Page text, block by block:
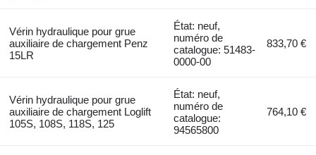
Vérin hydraulique pour grue
auxiliaire de chargement Penz
15LR
État: neuf,
numéro de
catalogue: 51483-
0000-00
833,70 €
Vérin hydraulique pour grue
auxiliaire de chargement Loglift
105S, 108S, 118S, 125
État: neuf,
numéro de
catalogue:
94565800
764,10 €